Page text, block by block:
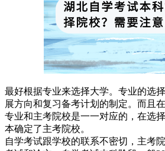
最好根据专业来选择大学。专业的选
展方向和复习备考计划的制定。而且
专业和主考院校是一一对应的，在选
本确定了主考院校。
自学考试跟学校的联系不密切，主考